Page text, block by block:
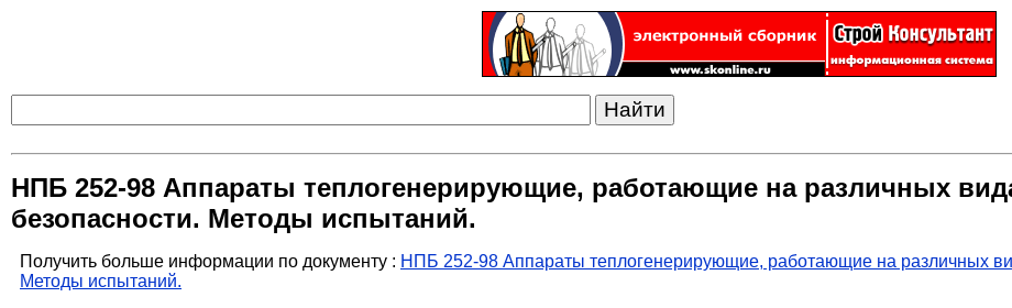
НПБ 252-98 Аппараты теплогенерирующие, работающие на различных
безопасности. Методы испытаний.
Получить больше информации по документу : НПБ 252-98 Аппараты теплогенерирующие, работающие на различных
Методы испытаний.